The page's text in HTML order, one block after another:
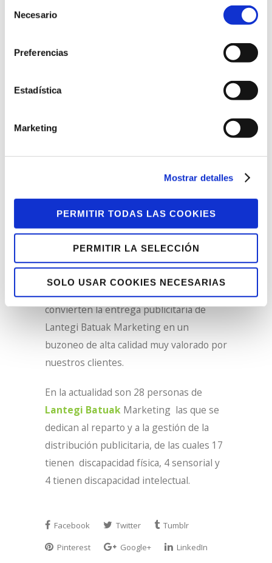
Necesario
Preferencias
Estadística
Marketing
Mostrar detalles
PERMITIR TODAS LAS COOKIES
PERMITIR LA SELECCIÓN
SOLO USAR COOKIES NECESARIAS
personas encargadas del reparto
mapas online o incluso llamar o recibir
las personas con discapacidad auditiva
(reloj inteligente) que les avisa cuando
vibración del propio reloj.
mejora en la gestión de las campañas se
suma a la gran efectividad del servicio,
convierten la entrega publicitaria de
Lantegi Batuak Marketing en un
buzoneo de alta calidad muy valorado por
nuestros clientes.
En la actualidad son 28 personas de
Lantegi Batuak Marketing las que se
dedican al reparto y a la gestión de la
distribución publicitaria, de las cuales 17
tienen discapacidad física, 4 sensorial y
4 tienen discapacidad intelectual.
Facebook Twitter
Tumblr
Pinterest
Google+
LinkedIn